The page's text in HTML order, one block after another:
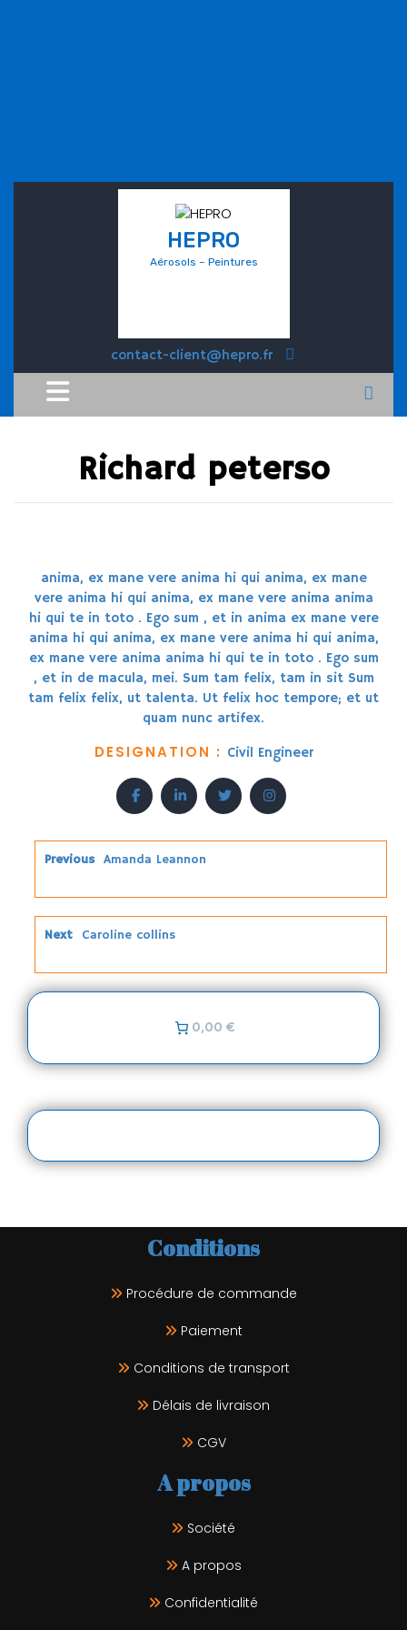
HEPRO
Aérosols – Peintures
contact-client@hepro.fr
Richard peterso
anima, ex mane vere anima hi qui anima, ex mane
vere anima hi qui anima, ex mane vere anima anima
hi qui te in toto . Ego sum , et in anima ex mane vere
anima hi qui anima, ex mane vere anima hi qui anima,
ex mane vere anima anima hi qui te in toto . Ego sum
, et in de macula, mei. Sum tam felix, tam in sit Sum
tam felix felix, ut talenta. Ut felix hoc tempore; et ut
quam nunc artifex.
DESIGNATION : Civil Engineer
Previous Amanda Leannon
Next Caroline collins
0,00 €
Conditions
Procédure de commande
Paiement
Conditions de transport
Délais de livraison
CGV
A propos
Société
A propos
Confidentialité